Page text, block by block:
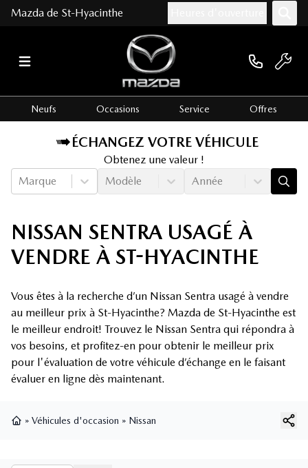
Mazda de St-Hyacinthe
Neufs Occasions Service Offres
ÉCHANGEZ VOTRE VÉHICULE
Obtenez une valeur !
Marque
Modèle Année
NISSAN SENTRA USAGÉ À
VENDRE À ST-HYACINTHE
Vous êtes à la recherche d’un Nissan Sentra usagé à vendre
au meilleur prix à St-Hyacinthe? Mazda de St-Hyacinthe est
le meilleur endroit! Trouvez le Nissan Sentra qui répondra à
vos besoins, et profitez-en pour obtenir le meilleur prix
pour l'évaluation de votre véhicule d’échange en le faisant
évaluer en ligne dès maintenant.
» Véhicules d'occasion » Nissan